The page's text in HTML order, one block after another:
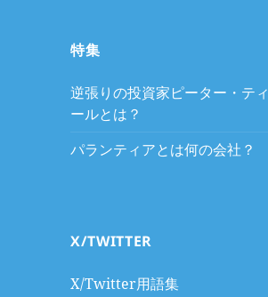
特集
逆張りの投資家ピーター・ティ
ールとは？
パランティアとは何の会社？
X/TWITTER
X/Twitter用語集